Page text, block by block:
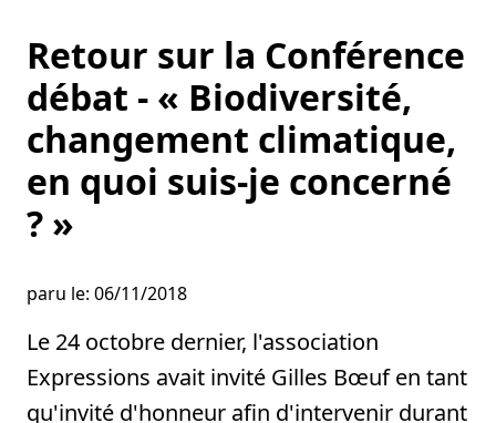
Retour sur la Conférence
débat - « Biodiversité,
changement climatique,
en quoi suis-je concerné
? »
paru le: 06/11/2018
Le 24 octobre dernier, l'association
Expressions avait invité Gilles Bœuf en tant
qu'invité d'honneur afin d'intervenir durant